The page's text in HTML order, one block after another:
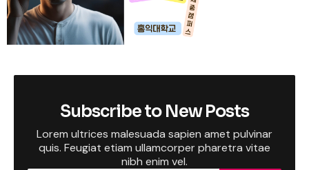
Subscribe to New Posts
Lorem ultrices malesuada sapien amet pulvinar
quis. Feugiat etiam ullamcorper pharetra vitae
nibh enim vel.